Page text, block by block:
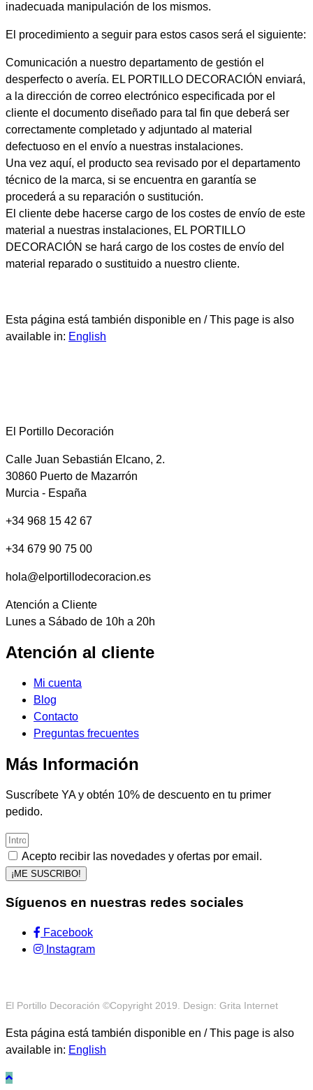
inadecuada manipulación de los mismos.
El procedimiento a seguir para estos casos será el siguiente:
Comunicación a nuestro departamento de gestión el
desperfecto o avería. EL PORTILLO DECORACIÓN enviará,
a la dirección de correo electrónico especificada por el
cliente el documento diseñado para tal fin que deberá ser
correctamente completado y adjuntado al material
defectuoso en el envío a nuestras instalaciones.
Una vez aquí, el producto sea revisado por el departamento
técnico de la marca, si se encuentra en garantía se
procederá a su reparación o sustitución.
El cliente debe hacerse cargo de los costes de envío de este
material a nuestras instalaciones, EL PORTILLO
DECORACIÓN se hará cargo de los costes de envío del
material reparado o sustituido a nuestro cliente.
Esta página está también disponible en / This page is also
available in: English
El Portillo Decoración
Calle Juan Sebastián Elcano, 2.
30860 Puerto de Mazarrón
Murcia - España
+34 968 15 42 67
+34 679 90 75 00
hola@elportillodecoracion.es
Atención a Cliente
Lunes a Sábado de 10h a 20h
Atención al cliente
Mi cuenta
Blog
Contacto
Preguntas frecuentes
Más Información
Suscríbete YA y obtén 10% de descuento en tu primer
pedido.
Acepto recibir las novedades y ofertas por email.
¡ME SUSCRIBO!
Síguenos en nuestras redes sociales
Facebook
Instagram
El Portillo Decoración ©Copyright 2019. Design: Grita Internet
Esta página está también disponible en / This page is also
available in: English